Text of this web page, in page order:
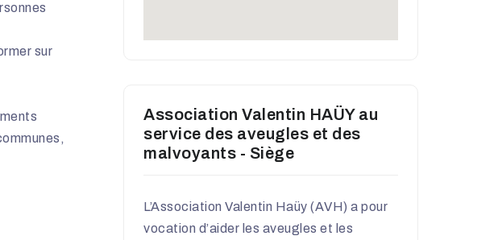
sur
Association Valentin HAÜY au
service des aveugles et des
malvoyants - Siège
L’Association Valentin Haüy (AVH) a pour
vocation d’aider les aveugles et les